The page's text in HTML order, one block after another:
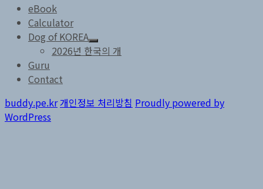
eBook
Calculator
Dog of KOREA
하
위
장
2026년 한국의 개
Guru
Contact
buddy.pe.kr개인정보 처리방침 Proudly powered by
WordPress